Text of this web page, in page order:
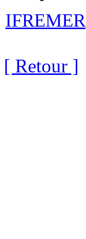
IFREMER
[ Retour ]